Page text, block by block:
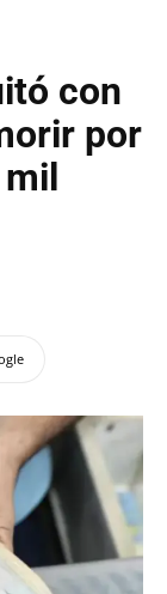
con
por